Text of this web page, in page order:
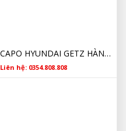
CAPO HYUNDAI GETZ HÀNG HÃNG GIÁ RẺ
Liên hệ: 0354.808.808